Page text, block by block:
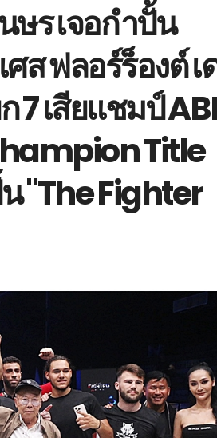
ร เจอกำปั้น
ส ฟลอร์ร็องต์ เ
7 เสียแชมป์
Title
"The Fighter